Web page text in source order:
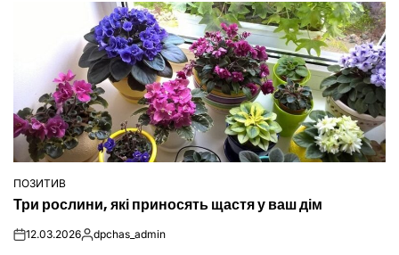
ОПУБЛІКУВАТИ
ПОЗИТИВ
Три рослини, які приносять щастя у ваш дім
on12.03.2026Опубліковано
dpchas_admin